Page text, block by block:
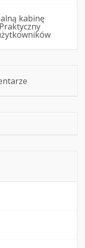
kabinę